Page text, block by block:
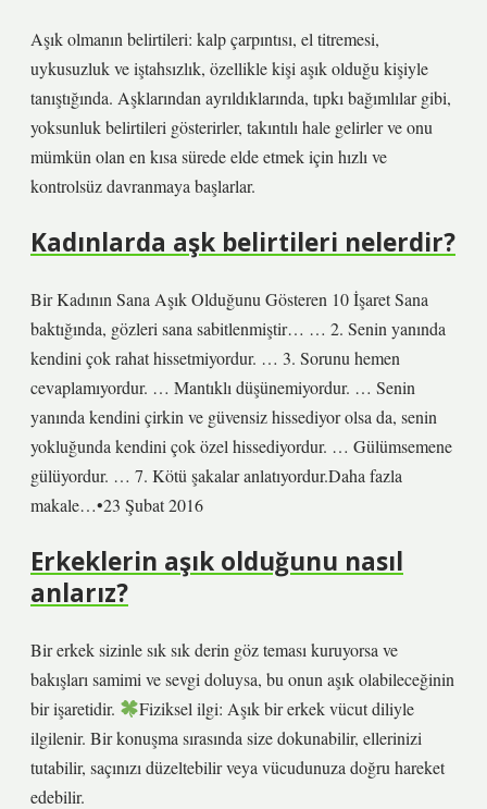
Aşık olmanın belirtileri: kalp çarpıntısı, el titremesi,
uykusuzluk ve iştahsızlık, özellikle kişi aşık olduğu kişiyle
tanıştığında. Aşklarından ayrıldıklarında, tıpkı bağımlılar gibi,
yoksunluk belirtileri gösterirler, takıntılı hale gelirler ve onu
mümkün olan en kısa sürede elde etmek için hızlı ve
kontrolsüz davranmaya başlarlar.
Kadınlarda aşk belirtileri nelerdir?
Bir Kadının Sana Aşık Olduğunu Gösteren 10 İşaret Sana
baktığında, gözleri sana sabitlenmiştir… … 2. Senin yanında
kendini çok rahat hissetmiyordur. … 3. Sorunu hemen
cevaplamıyordur. … Mantıklı düşünemiyordur. … Senin
yanında kendini çirkin ve güvensiz hissediyor olsa da, senin
yokluğunda kendini çok özel hissediyordur. … Gülümsemene
gülüyordur. … 7. Kötü şakalar anlatıyordur.Daha fazla
makale…•23 Şubat 2016
Erkeklerin aşık olduğunu nasıl
anlarız?
Bir erkek sizinle sık sık derin göz teması kuruyorsa ve
bakışları samimi ve sevgi doluysa, bu onun aşık olabileceğinin
bir işaretidir.
Fiziksel ilgi: Aşık bir erkek vücut diliyle
ilgilenir. Bir konuşma sırasında size dokunabilir, ellerinizi
tutabilir, saçınızı düzeltebilir veya vücudunuza doğru hareket
edebilir.